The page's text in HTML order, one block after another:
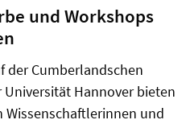
und Workshops
der Cumberlandschen
Hannover bieten
Wissenschaftlerinnen und